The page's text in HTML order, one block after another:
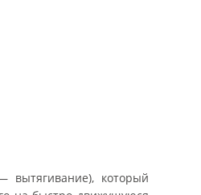
вытягивание), который